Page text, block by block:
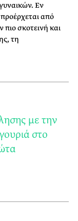
Εν
από
πιο σκοτεινή και
τη
με την
στο